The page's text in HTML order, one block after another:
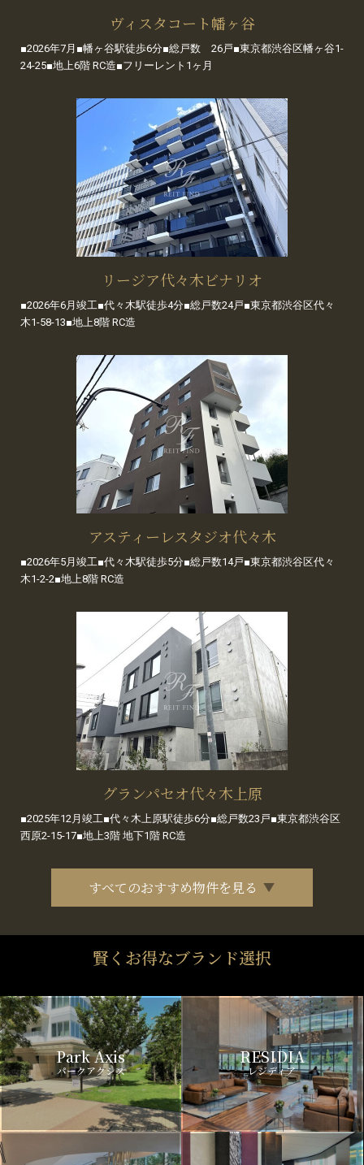
ヴィスタコート幡ヶ谷
■2026年7月■幡ヶ谷駅徒歩6分■総戸数 26戸■東京都渋谷区幡ヶ谷1-
24-25■地上6階 RC造■フリーレント1ヶ月
リージア代々木ビナリオ
■2026年6月竣工■代々木駅徒歩4分■総戸数24戸■東京都渋谷区代々
木1-58-13■地上8階 RC造
アスティーレスタジオ代々木
■2026年5月竣工■代々木駅徒歩5分■総戸数14戸■東京都渋谷区代々
木1-2-2■地上8階 RC造
グランパセオ代々木上原
■2025年12月竣工■代々木上原駅徒歩6分■総戸数23戸■東京都渋谷区
西原2-15-17■地上3階 地下1階 RC造
すべてのおすすめ物件を見る
賢くお得なブランド選択
Park Axis
パークアクシス
RESIDIA
レジディア